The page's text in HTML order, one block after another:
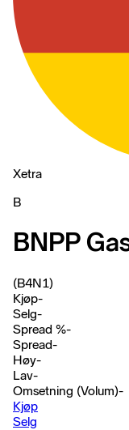
Xetra
B
BNPP
(B4N1)
Kjøp-
Selg-
Spread %-
Spread-
Høy-
Lav-
Omsetning (Volum)-
Kjøp
Selg